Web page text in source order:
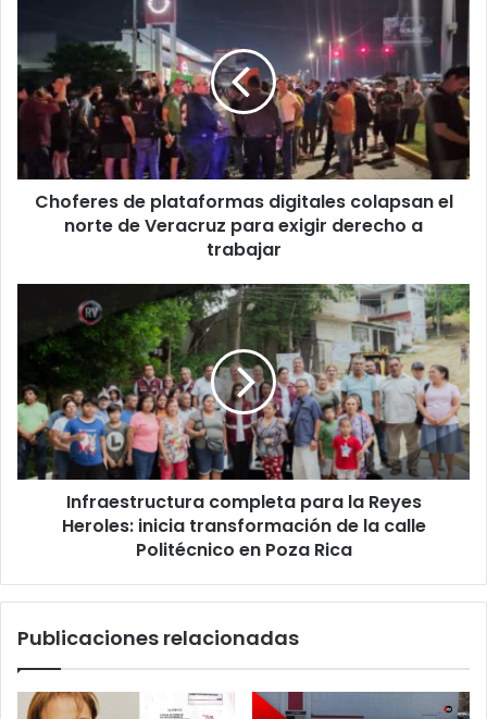
plataformas
digitales
colapsan
el
Veracruz
paraChoferes de plataformas digitales colapsan el
norte de Veracruz para exigir derecho a
trabajar
Reyes
Heroles:
inicia
transformación
de
Poza
Infraestructura completa para la Reyes
Heroles: inicia transformación de la calle
Politécnico en Poza Rica
Publicaciones relacionadas